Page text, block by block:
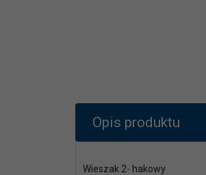
Opis produktu
Wieszak 2- hakowy